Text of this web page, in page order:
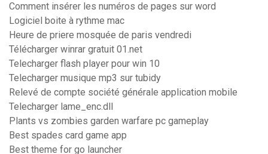
Comment insérer les numéros de pages sur word
Logiciel boite à rythme mac
Heure de priere mosquée de paris vendredi
Télécharger winrar gratuit 01.net
Telecharger flash player pour win 10
Telecharger musique mp3 sur tubidy
Relevé de compte société générale application mobile
Telecharger lame_enc.dll
Plants vs zombies garden warfare pc gameplay
Best spades card game app
Best theme for go launcher